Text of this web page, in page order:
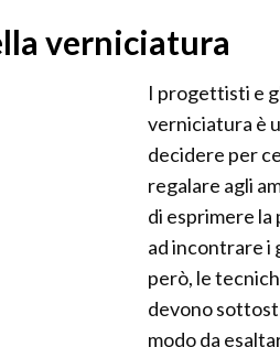
verniciatura
I progettisti e
verniciatura è
decidere per
regalare agli
di esprimere la
ad incontrare i
però, le
devono
modo da